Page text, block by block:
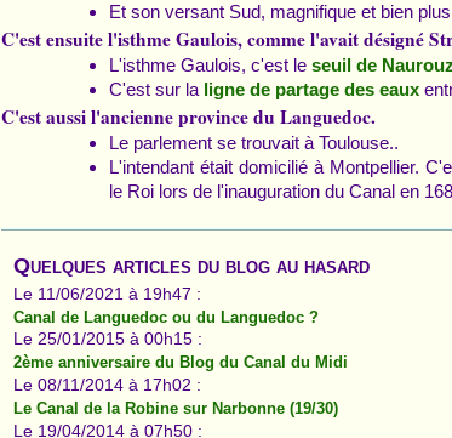
Et son versant Sud, magnifique et bien
C'est ensuite l'isthme Gaulois, comme l'avait désigné
L'isthme Gaulois, c'est le seuil de
C'est sur la ligne de partage des eaux
C'est aussi l'ancienne province du Languedoc.
Le parlement se trouvait à Toulouse..
L'intendant était domicilié à Montpellier.
le Roi lors de l'inauguration du Canal en
Quelques articles du blog au hasard
Le 11/06/2021 à 19h47 :
Canal de Languedoc ou du Languedoc ?
Le 25/01/2015 à 00h15 :
2ème anniversaire du Blog du Canal du Midi
Le 08/11/2014 à 17h02 :
Le Canal de la Robine sur Narbonne (19/30)
Le 19/04/2014 à 07h50 :